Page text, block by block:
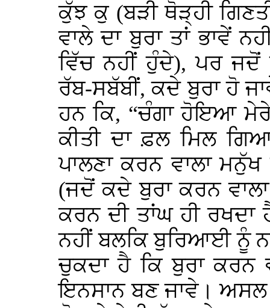
ਕੁੱਝ ਕੁ (ਬੜੀ ਥੋੜ੍ਹੀ
ਵਾਲੇ ਦਾ ਬੁਰਾ ਤਾਂ ਭਾਵੇਂ
ਵਿੱਚ ਨਹੀਂ ਹੁੰਦੇ), ਪਰ ਜਦੋਂ
ਰੱਬ-ਸਬੱਬੀਂ, ਕਦੇ ਬੁਰਾ ਹੋ
ਹਨ ਕਿ, “ਚੰਗਾ ਹੋਇਆ
ਕੀਤੀ ਦਾ ਫ਼ਲ ਮਿਲ
ਪਾਲਣਾ ਕਰਨ ਵਾਲਾ
(ਜਦੋਂ ਕਦੇ ਬੁਰਾ ਕਰਨ
ਕਰਨ ਦੀ ਤਾਂਘ ਹੀ
ਨਹੀਂ ਬਲਕਿ ਬੁਰਿਆਈ ਨੂੰ
ਚੁਕਦਾ ਹੈ ਕਿ ਬੁਰਾ
ਇਨਸਾਨ ਬਣ ਜਾਵੇ।